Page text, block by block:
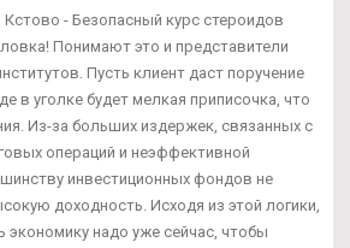
- Безопасный курс стероидов
Понимают это и представители
Пусть клиент даст поручение
в уголке будет мелкая приписочка, что
Из-за больших издержек, связанных с
операций и неэффективной
инвестиционных фондов не
доходность. Исходя из этой логики,
экономику надо уже сейчас, чтобы